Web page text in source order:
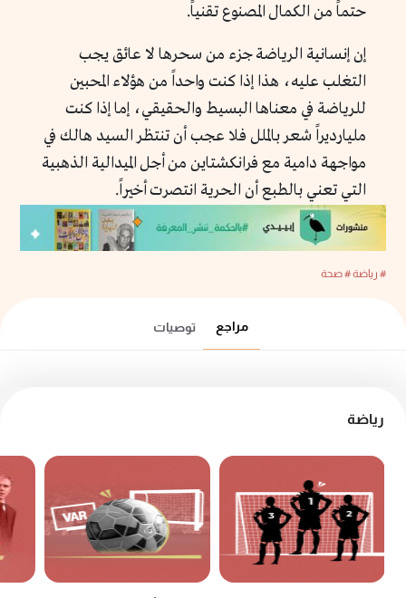
حتماً من الكمال المصنوع تقنياً.
إن إنسانية الرياضة جزء من سحرها لا عائق يجب
التغلب عليه، هذا إذا كنت واحداً من هؤلاء المحبين
للرياضة في معناها البسيط والحقيقي، إما إذا كنت
مليارديراً شعر بالملل فلا عجب أن تنتظر السيد هالك في
مواجهة دامية مع فرانكشتاين من أجل الميدالية الذهبية
التي تعني بالطبع أن الحرية انتصرت أخيراً.
# رياضة# صحة
مراجع توصيات
رياضة